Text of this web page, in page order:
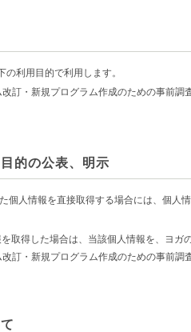
利用目的で利用します。
訂・新規プログラム作成のための事前
的の公表、明示
個人情報を直接取得する場合には、個人
取得した場合は、当該個人情報を、ヨガ
訂・新規プログラム作成のための事前